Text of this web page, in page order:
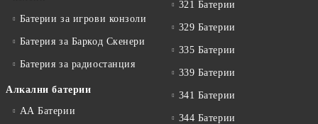
Батерии за игрови конзоли
Батерия за Баркод Скенери
Батерия за радиостанция
Алкални батерии
АА Батерии
321 Батерии
329 Батерии
335 Батерии
339 Батерии
341 Батерии
344 Батерии